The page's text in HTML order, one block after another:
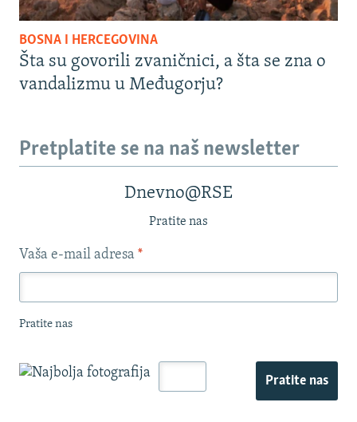
BOSNA I HERCEGOVINA
Šta su govorili zvaničnici, a šta se zna o
vandalizmu u Međugorju?
Pretplatite se na naš newsletter
Dnevno@RSE
Pratite nas
Vaša e-mail adresa *
Pratite nas
Pratite nas